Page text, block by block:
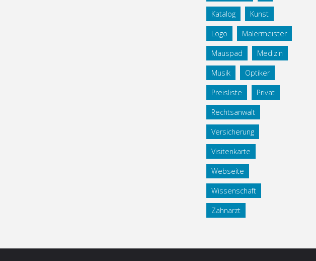
Katalog Kunst
Logo Malermeister
Mauspad Medizin
Musik Optiker
Preisliste Privat
Rechtsanwalt
Versicherung
Visitenkarte
Webseite
Wissenschaft
Zahnarzt